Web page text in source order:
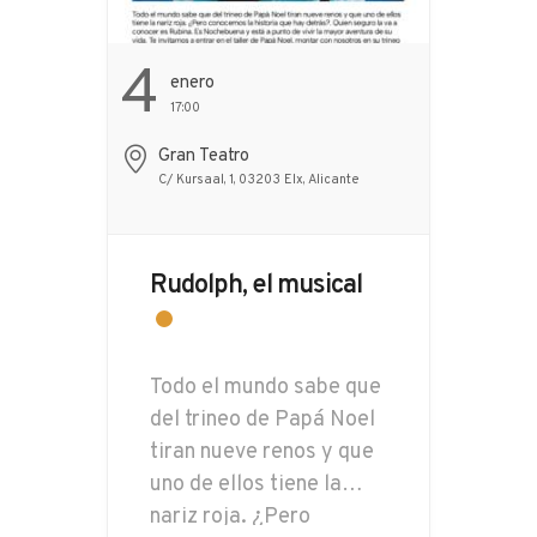
4 Enero
17:00
Gran Teatro
C/ Kursaal, 1, 03203 Elx, Alicante
Rudolph, el musical
Todo el mundo sabe que
del trineo de Papá Noel
tiran nueve renos y que
uno de ellos tiene la
nariz roja. ¿Pero